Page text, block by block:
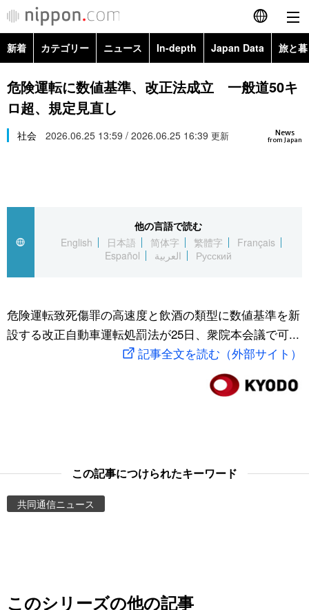
English
简体字
Русский
カテゴリー
経済・ビジネス
国際
文化
トップ
アーカイブ
In-depth
Japan Data
動画/Live
お知らせ
新着 カテゴリー ニュース In-depth Japan Data 旅と
政治・外交
経済・ビジネス
スポーツ・東京2020
Topics
危険運転に数値基準、改正法成立 一般道50キ
ロ超、規定見直し
News
from Japan
社会 2026.06.25 13:59 / 2026.06.25 16:39 更新
他の言語で読む
English
日本語 简体字 繁體字
Français
Español
العربية Русский
危険運転致死傷罪の高速度と飲酒の類型に数値基準を新
設する改正自動車運転処罰法が25日、衆院本会議で可...
記事全文を読む（外部サイト）
この記事につけられたキーワード
共同通信ニュース
このシリーズの他の記事